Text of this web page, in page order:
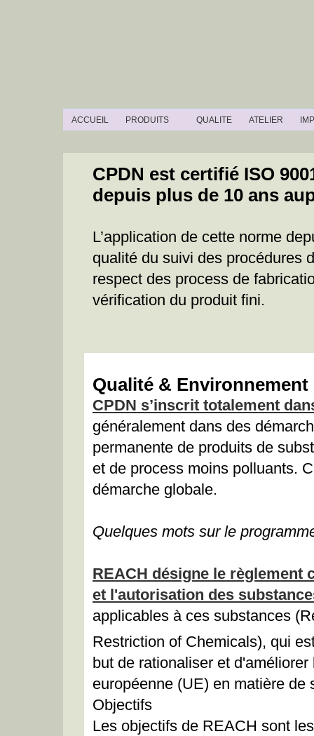
ACCUEIL PRODUITS QUALITE ATELIER
CPDN est certifié ISO
depuis plus de 10 ans
L’application de cette norme
qualité du suivi des procédures
respect des process de
vérification du produit fini.
Qualité &
CPDN s’inscrit totalement
généralement dans des
permanente de produits de
et de process moins polluants.
démarche globale.
Quelques mots sur le
REACH désigne le règlement
et l'autorisation des
applicables à ces substances
Restriction of Chemicals), qui
but de rationaliser et
européenne (UE) en matière de
Objectifs
Les objectifs de REACH sont